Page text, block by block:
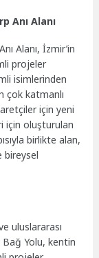
Anı Alanı
Alanı, İzmir’in
projeler
isimlerinden
çok katmanlı
için yeni
için oluşturulan
birlikte alan,
bireysel
uluslararası
Yolu, kentin